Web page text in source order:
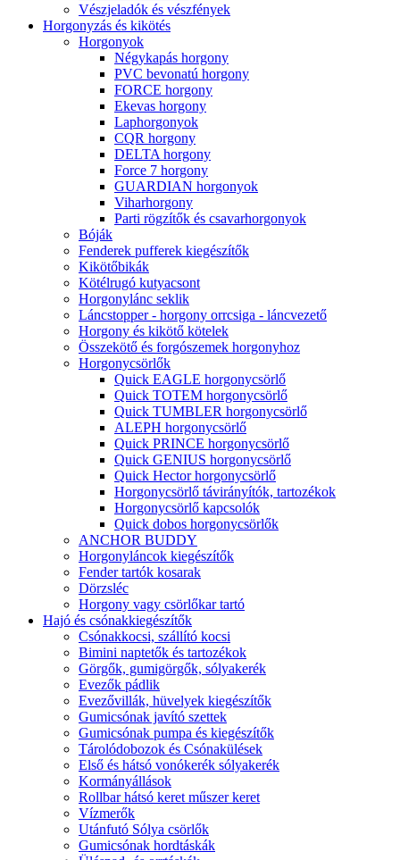
Vészjeladók és vészfények
Horgonyzás és kikötés
Horgonyok
Négykapás horgony
PVC bevonatú horgony
FORCE horgony
Ekevas horgony
Laphorgonyok
CQR horgony
DELTA horgony
Force 7 horgony
GUARDIAN horgonyok
Viharhorgony
Parti rögzítők és csavarhorgonyok
Bóják
Fenderek pufferek kiegészítők
Kikötőbikák
Kötélrugó kutyacsont
Horgonylánc seklik
Láncstopper - horgony orrcsiga - láncvezető
Horgony és kikötő kötelek
Összekötő és forgószemek horgonyhoz
Horgonycsörlők
Quick EAGLE horgonycsörlő
Quick TOTEM horgonycsörlő
Quick TUMBLER horgonycsörlő
ALEPH horgonycsörlő
Quick PRINCE horgonycsörlő
Quick GENIUS horgonycsörlő
Quick Hector horgonycsörlő
Horgonycsörlő távirányítók, tartozékok
Horgonycsörlő kapcsolók
Quick dobos horgonycsörlők
ANCHOR BUDDY
Horgonyláncok kiegészítők
Fender tartók kosarak
Dörzsléc
Horgony vagy csörlőkar tartó
Hajó és csónakkiegészítők
Csónakkocsi, szállító kocsi
Bimini naptetők és tartozékok
Görgők, gumigörgők, sólyakerék
Evezők pádlik
Evezővillák, hüvelyek kiegészítők
Gumicsónak javító szettek
Gumicsónak pumpa és kiegészítők
Tárolódobozok és Csónakülések
Első és hátsó vonókerék sólyakerék
Kormányállások
Rollbar hátsó keret műszer keret
Vízmerők
Utánfutó Sólya csörlők
Gumicsónak hordtáskák